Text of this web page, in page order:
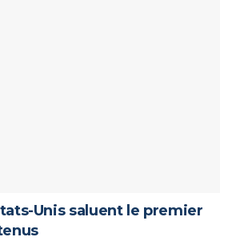
Unis saluent le premier